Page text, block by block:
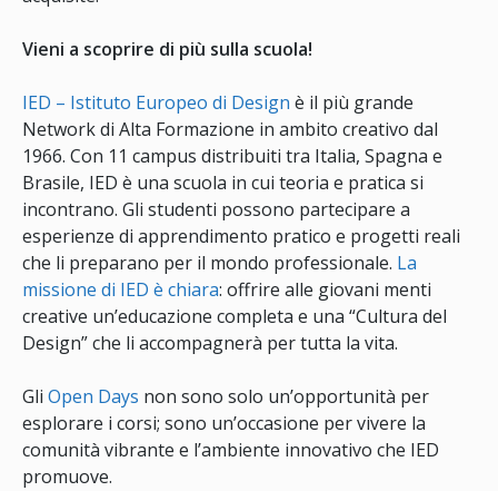
Vieni a scoprire di più sulla scuola!
IED – Istituto Europeo di Design è il più grande
Network di Alta Formazione in ambito creativo dal
1966. Con 11 campus distribuiti tra Italia, Spagna e
Brasile, IED è una scuola in cui teoria e pratica si
incontrano. Gli studenti possono partecipare a
esperienze di apprendimento pratico e progetti reali
che li preparano per il mondo professionale. La
missione di IED è chiara: offrire alle giovani menti
creative un’educazione completa e una “Cultura del
Design” che li accompagnerà per tutta la vita.
Gli Open Days non sono solo un’opportunità per
esplorare i corsi; sono un’occasione per vivere la
comunità vibrante e l’ambiente innovativo che IED
promuove.